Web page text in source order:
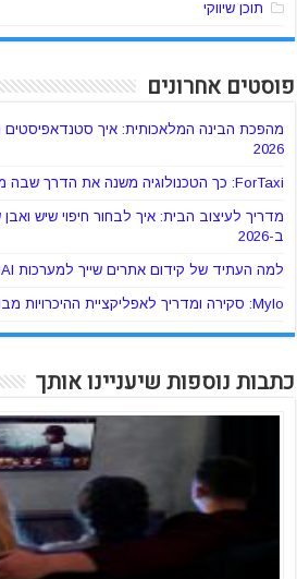
תוכן שיווקי
פוסטים אחרונים
מהפכת הבינה המלאכותית: איך
2026
ForTaxi: כך הטכנולוגיה משנה את הדרך שבה מזמינים מונית
מדריך לעיצוב הבית: איך לבחור חיפוי שיש
ב-2026
למה העתיד של קידום אתרים שייך למערכות AI?
Mylo: סקירה ומדריך לאפליקציית ההיכרויות מבוססת ה-AI
כתבות נוספות שיעניינו אותך